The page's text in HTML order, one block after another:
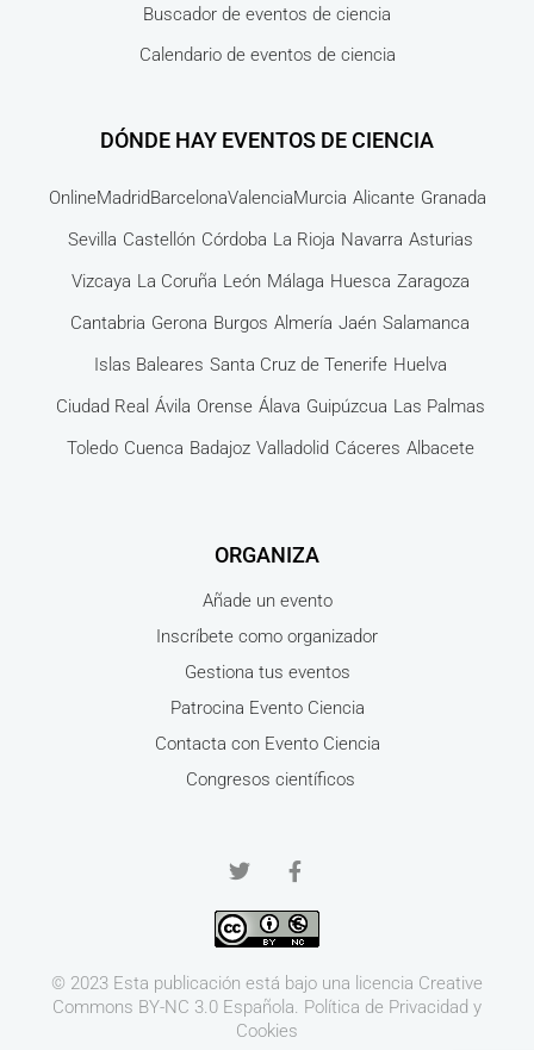
Buscador de eventos de ciencia
Calendario de eventos de ciencia
DÓNDE HAY EVENTOS DE CIENCIA
OnlineMadridBarcelonaValenciaMurcia Alicante Granada
Sevilla Castellón Córdoba La Rioja Navarra Asturias
Vizcaya La Coruña León Málaga Huesca Zaragoza
Cantabria Gerona Burgos Almería Jaén Salamanca
Islas Baleares Santa Cruz de Tenerife Huelva
Ciudad Real Ávila Orense Álava Guipúzcua Las Palmas
Toledo Cuenca Badajoz Valladolid Cáceres Albacete
ORGANIZA
Añade un evento
Inscríbete como organizador
Gestiona tus eventos
Patrocina Evento Ciencia
Contacta con Evento Ciencia
Congresos científicos
© 2023 Esta publicación está bajo una licencia Creative
Commons BY-NC 3.0 Española. Política de Privacidad y
Cookies